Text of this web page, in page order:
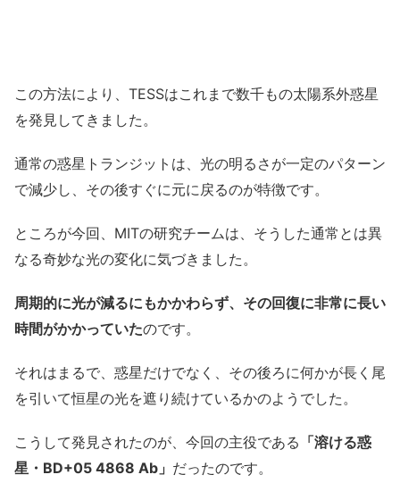
この方法により、TESSはこれまで数千もの太陽系外惑星
を発見してきました。
通常の惑星トランジットは、光の明るさが一定のパターン
で減少し、その後すぐに元に戻るのが特徴です。
ところが今回、MITの研究チームは、そうした通常とは異
なる奇妙な光の変化に気づきました。
周期的に光が減るにもかかわらず、その回復に非常に長い
時間がかかっていたのです。
それはまるで、惑星だけでなく、その後ろに何かが長く尾
を引いて恒星の光を遮り続けているかのようでした。
こうして発見されたのが、今回の主役である 「溶ける惑
星・BD+05 4868 Ab」 だったのです。